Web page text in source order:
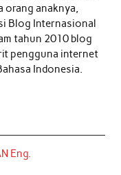
orang anaknya,
Blog Internasional
tahun 2010 blog
pengguna internet
Indonesia.
Eng.